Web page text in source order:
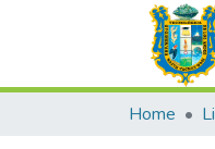
Home